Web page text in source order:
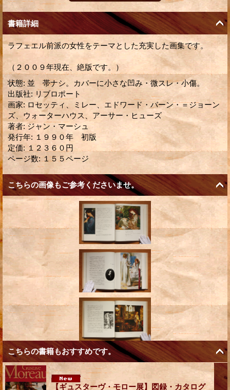
書籍詳細
ラフェエル前派の女性をテーマとした充実した画集です。
（２００９年現在、絶版です。）
状態: 並 帯ナシ。カバーに小さな凹み・微スレ・小傷。
出版社: リブロポート
画家: ロセッティ、ミレー、エドワード・バーン・＝ジョーン
ズ、ウォーターハウス、アーサー・ヒューズ
著者: ジャン・マーシュ
発行年: １９９０年 初版
定価: １２３６０円
ページ数: １５５ページ
こちらの画像もご参考くださいませ。
こちらの書籍もおすすめです。
【ギュスターヴ・モロー展】図録・カタログ